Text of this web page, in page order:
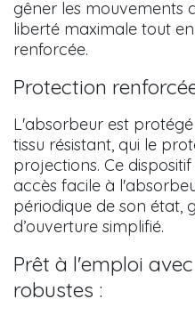
gêner les mouvements
liberté maximale tout
renforcée.
Protection
L'absorbeur est
tissu résistant, qui le
projections. Ce
accès facile à
périodique de son état,
d’ouverture simplifié.
Prêt à l'emploi
robustes :